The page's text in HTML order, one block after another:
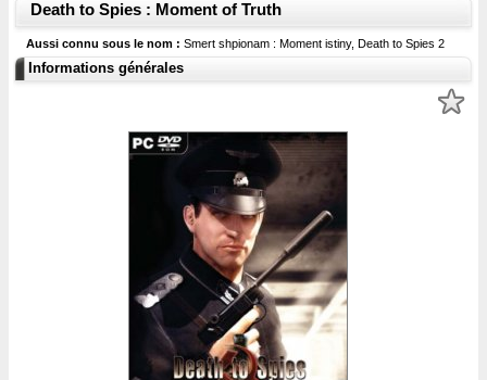
Death to Spies : Moment of Truth
Aussi connu sous le nom : Smert shpionam : Moment istiny, Death to Spies 2
Informations générales